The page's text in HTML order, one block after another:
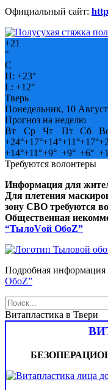
Официальный сайт:
+21
°
C
H: +23°
L: +12°
Тверь
Понедельник, 10 Август
Прогноз на неделю
Вт
Ср Чт Пт Сб
+24°+17°+14°+11°+17°+
+14°+11°+9° +9° +6° +
Требуются волонтеры
Информация для
Для плетения
зону СВО требуются
Общественная
“ТылоVой ОбоZ”
Подробная информация
ОбоZ”
Витапластика в Твери